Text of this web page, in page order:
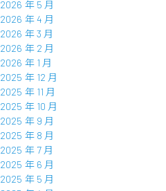
2026 年 5 月
2026 年 4 月
2026 年 3 月
2026 年 2 月
2026 年 1 月
2025 年 12 月
2025 年 11 月
2025 年 10 月
2025 年 9 月
2025 年 8 月
2025 年 7 月
2025 年 6 月
2025 年 5 月